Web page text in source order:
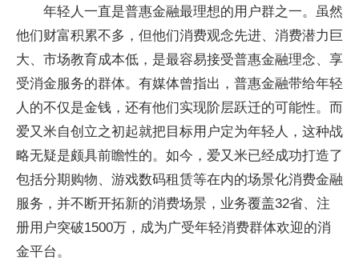
年轻人一直是普惠金融最理想的用户群之一。虽然
他们财富积累不多，但他们消费观念先进、消费潜力巨
大、市场教育成本低，是最容易接受普惠金融理念、享
受消金服务的群体。有媒体曾指出，普惠金融带给年轻
人的不仅是金钱，还有他们实现阶层跃迁的可能性。而
爱又米自创立之初起就把目标用户定为年轻人，这种战
略无疑是颇具前瞻性的。如今，爱又米已经成功打造了
包括分期购物、游戏数码租赁等在内的场景化消费金融
服务，并不断开拓新的消费场景，业务覆盖32省、注
册用户突破1500万，成为广受年轻消费群体欢迎的消
金平台。